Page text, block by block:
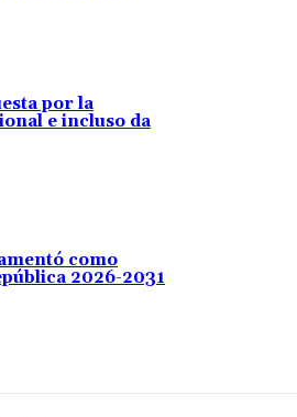
por la
e incluso da
como
2026-2031